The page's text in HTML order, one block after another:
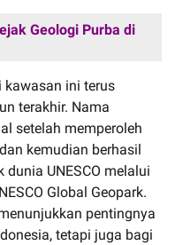
Geologi Purba di
kawasan ini terus
terakhir. Nama
setelah memperoleh
kemudian berhasil
UNESCO melalui
Global Geopark.
pentingnya
tetapi juga bagi